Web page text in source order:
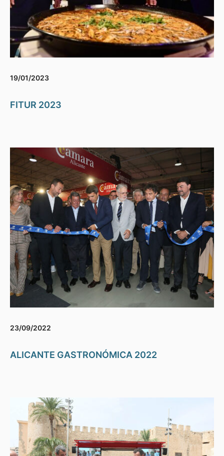
19/01/2023
FITUR 2023
23/09/2022
ALICANTE GASTRONÓMICA 2022